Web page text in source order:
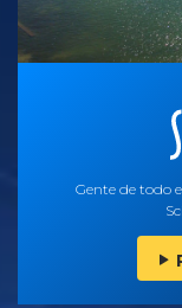
Gente de todo